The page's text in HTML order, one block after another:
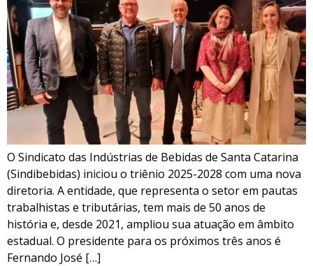
O Sindicato das Indústrias de Bebidas de Santa Catarina
(Sindibebidas) iniciou o triênio 2025-2028 com uma nova
diretoria. A entidade, que representa o setor em pautas
trabalhistas e tributárias, tem mais de 50 anos de
história e, desde 2021, ampliou sua atuação em âmbito
estadual. O presidente para os próximos três anos é
Fernando José […]